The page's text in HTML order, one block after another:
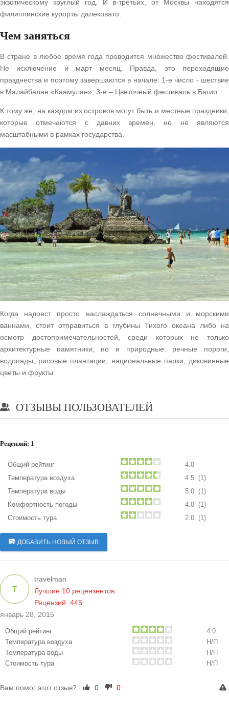
экзотическому круглый год. И в-третьих, от Москвы находятся
филиппинские курорты далековато.
Чем заняться
В стране в любое время года проводится множество фестивалей.
Не исключение и март месяц. Правда, это переходящие
празднества и поэтому завершаются в начале: 1-е число - шествие
в Малайбалае «Каамулан», 3-е – Цветочный фестиваль в Багио.
К тому же, на каждом из островов могут быть и местные праздники,
которые отмечаются с давних времен, но не являются
масштабными в рамках государства.
Когда надоест просто наслаждаться солнечными и морскими
ваннами, стоит отправиться в глубины Тихого океана либо на
осмотр достопримечательностей, среди которых не только
архитектурные памятники, но и природные: речные пороги,
водопады, рисовые плантации, национальные парки, диковинные
цветы и фрукты.
ОТЗЫВЫ ПОЛЬЗОВАТЕЛЕЙ
Рецензий: 1
Общий рейтинг
4.0
Температура воздуха
4.5 (1)
Температура воды
5.0 (1)
Комфортность погоды
4.0 (1)
Стоимость тура
2.0 (1)
ДОБАВИТЬ НОВЫЙ ОТЗЫВ
январь 28, 2015
Общий рейтинг
4.0
Температура воздуха
Н/П
Температура воды
Н/П
Стоимость тура
Н/П
T
travelman
Лучшие 10 рецензентов
Рецензий: 445
Вам помог этот отзыв? 0 0